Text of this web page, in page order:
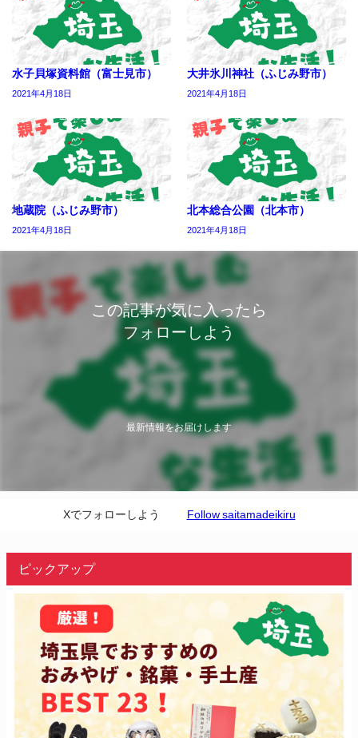
水子貝塚資料館（富士見市）
2021年4月18日
大井氷川神社（ふじみ野市）
2021年4月18日
地蔵院（ふじみ野市）
2021年4月18日
北本総合公園（北本市）
2021年4月18日
この記事が気に入ったら
フォローしよう
最新情報をお届けします
Xでフォローしよう Follow saitamadeikiru
ピックアップ